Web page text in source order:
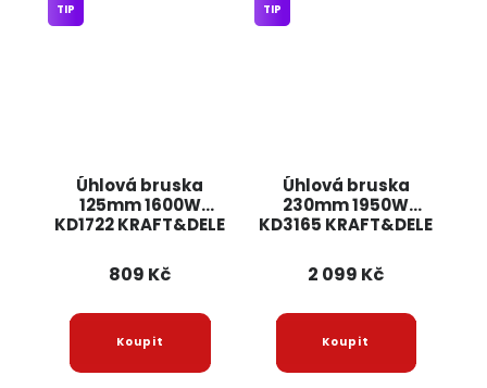
Úhlová bruska
125mm 1600W
KD1722 KRAFT&DELE
TIP
809 Kč
Úhlová bruska
230mm 1950W
KD3165 KRAFT&DELE
TIP
2 099 Kč